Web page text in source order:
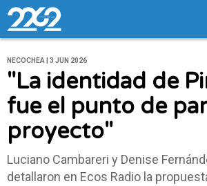
NECOCHEA | 3 JUN 2026
"La identidad de
fue el punto de
proyecto"
Luciano Cambareri y Denise
detallaron en Ecos Radio la